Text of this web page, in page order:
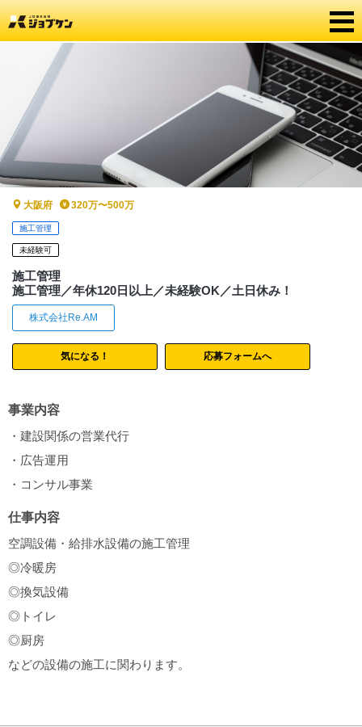
大阪府 320万〜500万
施工管理
未経験可
施工管理
施工管理／年休120日以上／未経験OK／土日休み！
株式会社Re.AM
気になる！ 応募フォームへ
事業内容
・建設関係の営業代行
・広告運用
・コンサル事業
仕事内容
空調設備・給排水設備の施工管理
◎冷暖房
◎換気設備
◎トイレ
◎厨房
などの設備の施工に関わります。